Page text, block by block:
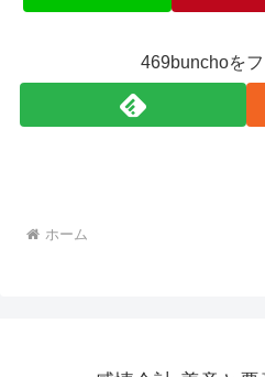
469bunchoを
ホーム